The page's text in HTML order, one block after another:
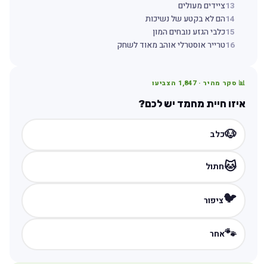
13ציידים מעולים
14הם לא בקטע של נשיכות
15כלבי הגזע נובחים המון
16טרייר אוסטרלי אוהב מאוד לשחק
📊 סקר מהיר ·1,847 הצביעו
איזו חיית מחמד יש לכם?
🐶כלב
🐱חתול
🐦ציפור
🐾אחר